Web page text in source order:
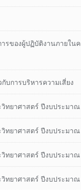
รของผู้ปฏิบัติงานภายใน
กับการบริหารความเสี่ยง
ทยาศาสตร์ ปีงบประมา
ทยาศาสตร์ ปีงบประมาณ
ทยาศาสตร์ ปีงบประมาณ
ทยาศาสตร์ ปีงบประมา